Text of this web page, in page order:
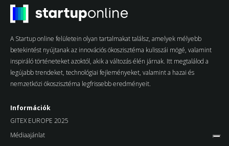
A Startup online felületein olyan tartalmakat találsz, amelyek mélyebb
betekintést nyújtanak az innovációs ökoszisztéma kulisszái mögé, valamint
inspiráló történeteket azoktól, akik a változás élén járnak. Itt megtalálod a
legújabb trendeket, technológiai fejleményeket, valamint a hazai és
nemzetközi ökoszisztéma legfrissebb eredményeit.
Információk
GITEX EUROPE 2025
Médiaajánlat